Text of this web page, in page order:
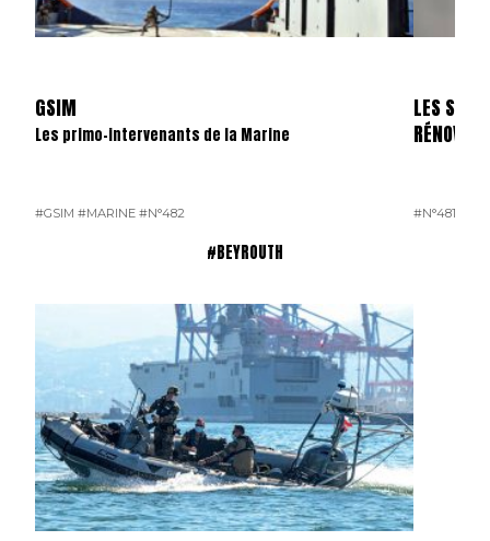
GSIM
Les primo-intervenants de la Marine
#GSIM #MARINE #N°482
LES
RÉNOVÉS
#N°481
#BEYROUTH